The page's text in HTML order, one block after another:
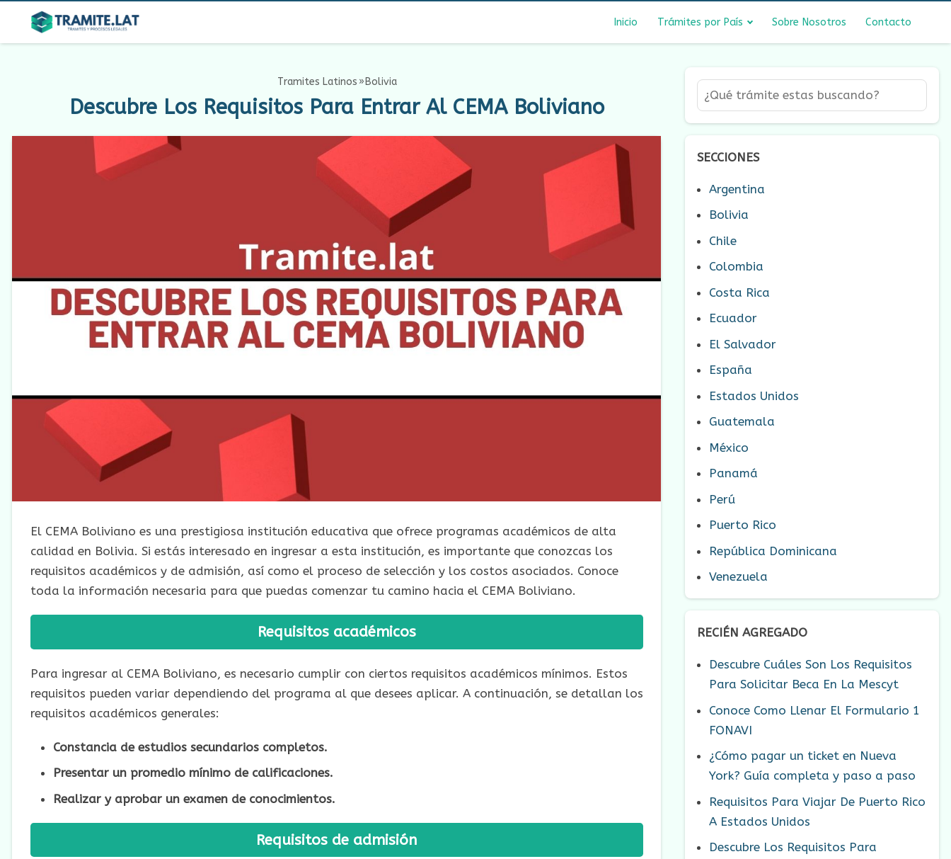
Inicio Trámites por País Sobre Nosotros Contacto
Tramites Latinos Bolivia
Descubre Los Requisitos Para Entrar Al CEMA Boliviano
El CEMA Boliviano es una prestigiosa institución educativa que ofrece programas académicos de alta
calidad en Bolivia. Si estás interesado en ingresar a esta institución, es importante que conozcas los
requisitos académicos y de admisión, así como el proceso de selección y los costos asociados. Conoce
toda la información necesaria para que puedas comenzar tu camino hacia el CEMA Boliviano.
Requisitos académicos
Para ingresar al CEMA Boliviano, es necesario cumplir con ciertos requisitos académicos mínimos. Estos
requisitos pueden variar dependiendo del programa al que desees aplicar. A continuación, se detallan los
requisitos académicos generales:
Constancia de estudios secundarios completos.
Presentar un promedio mínimo de calificaciones.
Realizar y aprobar un examen de conocimientos.
Requisitos de admisión
SECCIONES
Argentina
Bolivia
Chile
Colombia
Costa Rica
Ecuador
El Salvador
España
Estados Unidos
Guatemala
México
Panamá
Perú
Puerto Rico
República Dominicana
Venezuela
RECIÉN AGREGADO
Descubre Cuáles Son Los Requisitos
Para Solicitar Beca En La Mescyt
Conoce Como Llenar El Formulario 1
FONAVI
¿Cómo pagar un ticket en Nueva
York? Guía completa y paso a paso
Requisitos Para Viajar De Puerto Rico
A Estados Unidos
Descubre Los Requisitos Para